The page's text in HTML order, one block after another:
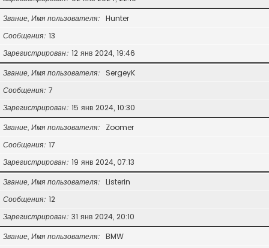
Звание, Имя пользователя
Hunter
Сообщения 13
Зарегистрирован 12 янв 2024, 19:46
Звание, Имя пользователя
SergeyK
Сообщения 7
Зарегистрирован 15 янв 2024, 10:30
Звание, Имя пользователя
Zoomer
Сообщения 17
Зарегистрирован 19 янв 2024, 07:13
Звание, Имя пользователя
Listerin
Сообщения 12
Зарегистрирован 31 янв 2024, 20:10
Звание, Имя пользователя
BMW